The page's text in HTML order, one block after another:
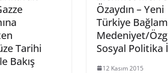
Tarihi
Bakış
Özaydın – Yeni
Türkiye
Medeniyet/
Sosyal Politika
12 Kasım 2015